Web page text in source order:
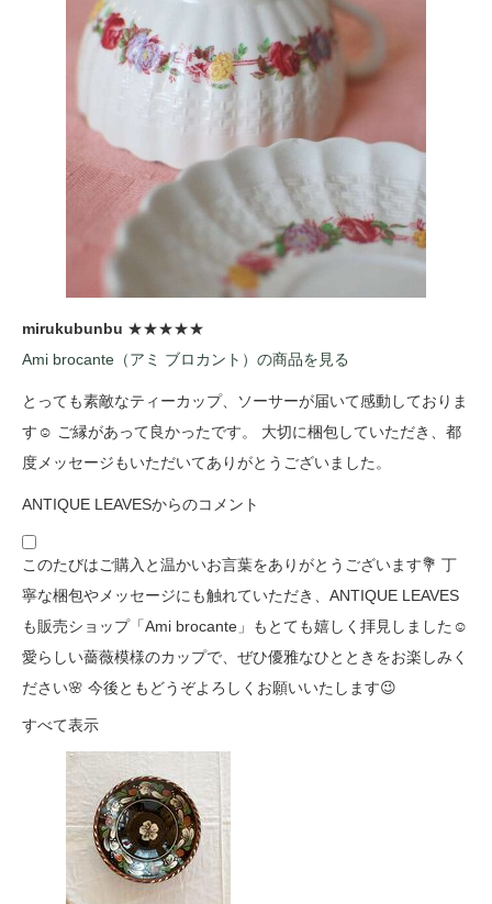
mirukubunbu ★★★★★
Ami brocante（アミ ブロカント）の商品を見る
とっても素敵なティーカップ、ソーサーが届いて感動しておりま
す☺️ ご縁があって良かったです。 大切に梱包していただき、都
度メッセージもいただいてありがとうございました。
ANTIQUE LEAVESからのコメント
このたびはご購入と温かいお言葉をありがとうございます💐 丁
寧な梱包やメッセージにも触れていただき、ANTIQUE LEAVES
も販売ショップ「Ami brocante」もとても嬉しく拝見しました☺️
愛らしい薔薇模様のカップで、ぜひ優雅なひとときをお楽しみく
ださい🌸 今後ともどうぞよろしくお願いいたします😉
すべて表示